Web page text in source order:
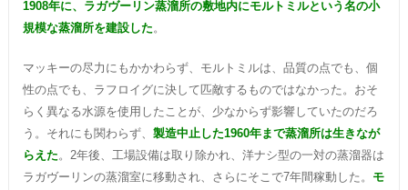
1908年に、ラガヴーリン蒸溜所の敷地内にモルトミルという名の小
規模な蒸溜所を建設した 。
マッキーの尽力にもかかわらず、モルトミルは、品質の点でも、個
性の点でも、ラフロイグに決して匹敵するものではなかった。おそ
らく異なる水源を使用したことが、少なからず影響していたのだろ
う。それにも関わらず、 製造中止した1960年まで蒸溜所は生きなが
らえた 。2年後、工場設備は取り除かれ、洋ナシ型の一対の蒸溜器は
ラガヴーリンの蒸溜室に移動され、さらにそこで7年間稼動した。 モ